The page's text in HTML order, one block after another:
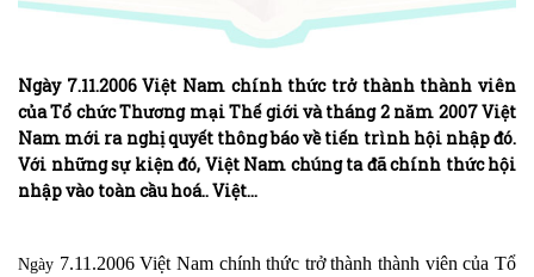
Ngày 7.11.2006 Việt Nam chính thức trở thành thành viên
của Tổ chức Thương mại Thế giới và tháng 2 năm 2007 Việt
Nam mới ra nghị quyết thông báo về tiến trình hội nhập đó.
Với những sự kiện đó, Việt Nam chúng ta đã chính thức hội
nhập vào toàn cầu hoá.. Việt…
Ngày 7.11.2006 Việt Nam chính thức trở thành thành viên của Tổ